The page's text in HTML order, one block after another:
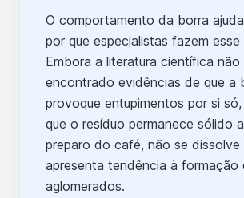
O comportamento da borra
por que especialistas fazem esse
Embora a literatura científica não
encontrado evidências de que a
provoque entupimentos por si
que o resíduo permanece sólido
preparo do café, não se dissolve
apresenta tendência à formação
aglomerados.